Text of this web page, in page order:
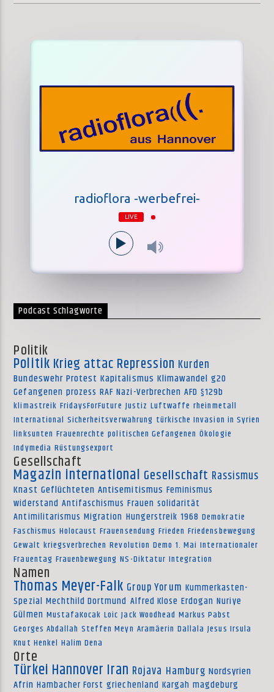
radioflora -werbefrei-
LIVE
Podcast Schlagworte
Politik
Politik Krieg attac Repression Kurden
Bundeswehr Protest Kapitalismus Klimawandel g20
Gefangenen prozess RAF Nazi-Verbrechen AFD §129b
klimastreik FridaysForFuture Justiz Luftwaffe rheinmetall
International Sicherheitsverwahrung türkische Invasion in Syrien
linksunten Frauenrechte politischen Gefangenen Ökologie
Indymedia Rüstungsexport
Gesellschaft
Magazin international Gesellschaft Rassismus
Knast Geflüchteten Antisemitismus Feminismus
widerstand Antifaschismus Frauen solidarität
Antimilitarismus Migration Hungerstreik 1968 Demokratie
Faschismus Holocaust Frauensendung Frieden Friedensbewegung
Gewalt kriegsverbrechen Revolution Demo 1. Mai Internationaler
Frauentag Frauenbewegung NS-Diktatur Integration
Namen
Thomas Meyer-Falk Group Yorum Kummerkasten-
Spezial Mechthild Dortmund Alfred Klose Erdogan Nuriye
Gülmen MustafaKocak Loic Jack Woodhead Markus Pabst
Georges Abdallah Steffen Meyn Aramäerin Dallala Jesus Irsula
Knut Henkel Halim Dena
Orte
Türkei Hannover Iran Rojava Hamburg Nordsyrien
Afrin Hambacher Forst griechenland Kargah magdeburg